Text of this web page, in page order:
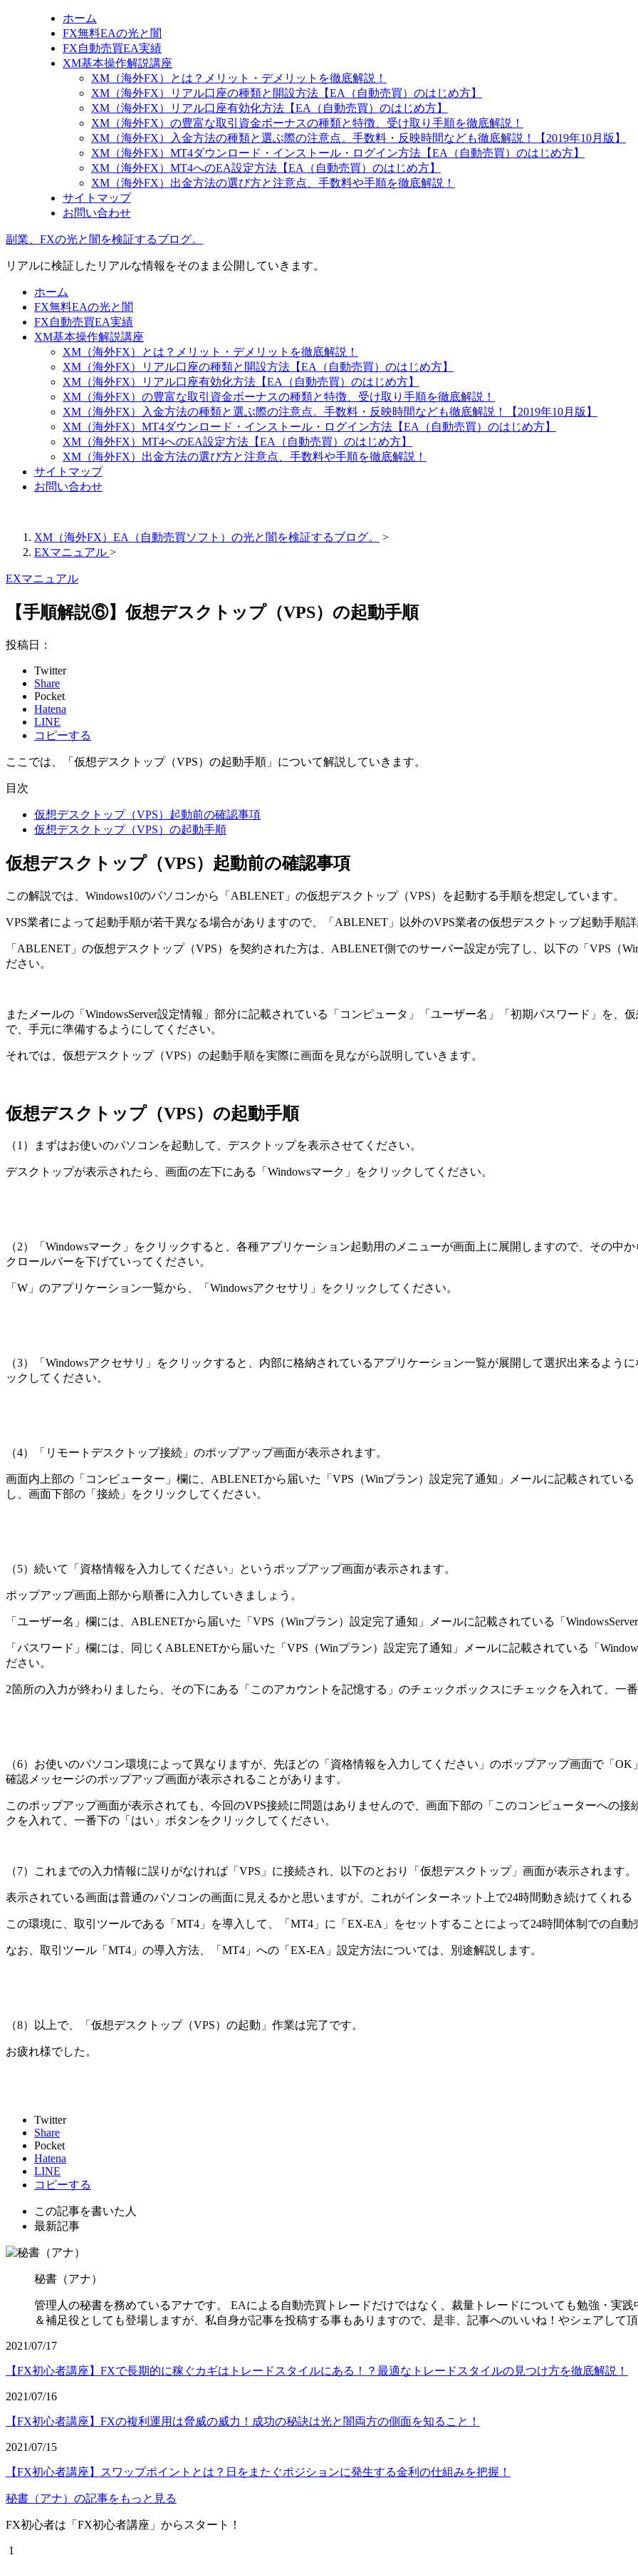
ホーム
FX無料EAの光と闇
FX自動売買EA実績
XM基本操作解説講座
XM（海外FX）とは？メリット・デメリットを徹底解説！
XM（海外FX）リアル口座の種類と開設方法【EA（自動売買）のはじめ方】
XM（海外FX）リアル口座有効化方法【EA（自動売買）のはじめ方】
XM（海外FX）の豊富な取引資金ボーナスの種類と特徴、受け取り手順を徹底解説！
XM（海外FX）入金方法の種類と選ぶ際の注意点。手数料・反映時間なども徹底解説！【2019年10月版】
XM（海外FX）MT4ダウンロード・インストール・ログイン方法【EA（自動売買）のはじめ方】
XM（海外FX）MT4へのEA設定方法【EA（自動売買）のはじめ方】
XM（海外FX）出金方法の選び方と注意点、手数料や手順を徹底解説！
サイトマップ
お問い合わせ
副業、FXの光と闇を検証するブログ。
リアルに検証したリアルな情報をそのまま公開していきます。
ホーム
FX無料EAの光と闇
FX自動売買EA実績
XM基本操作解説講座
XM（海外FX）とは？メリット・デメリットを徹底解説！
XM（海外FX）リアル口座の種類と開設方法【EA（自動売買）のはじめ方】
XM（海外FX）リアル口座有効化方法【EA（自動売買）のはじめ方】
XM（海外FX）の豊富な取引資金ボーナスの種類と特徴、受け取り手順を徹底解説！
XM（海外FX）入金方法の種類と選ぶ際の注意点。手数料・反映時間なども徹底解説！【2019年10月版】
XM（海外FX）MT4ダウンロード・インストール・ログイン方法【EA（自動売買）のはじめ方】
XM（海外FX）MT4へのEA設定方法【EA（自動売買）のはじめ方】
XM（海外FX）出金方法の選び方と注意点、手数料や手順を徹底解説！
サイトマップ
お問い合わせ
XM（海外FX）EA（自動売買ソフト）の光と闇を検証するブログ。
>
EXマニュアル >
EXマニュアル
【手順解説⑥】仮想デスクトップ（VPS）の起動手順
投稿日：
Twitter
Share
Pocket
Hatena
LINE
コピーする
ここでは、 「仮想デスクトップ（VPS）の起動手順」 について解説していきます。
目次
仮想デスクトップ（VPS）起動前の確認事項
仮想デスクトップ（VPS）の起動手順
仮想デスクトップ（VPS）起動前の確認事項
この解説では、 Windows10のパソコンから「ABLENET」の仮想デスクトップ（VPS）を起動する手順を想定 しています。
VPS業者によって起動手順が若干異なる場合がありますので、「ABLENET」以外のVPS業者の仮想デスクトップ起動手順
「ABLENET」の仮想デスクトップ（VPS）を契約された方は、 ABLENET側でのサーバー設定が完了し、以下の「VPS（
ださい。
また メールの「WindowsServer設定情報」部分に記載されている「コンピュータ」「ユーザー名」「初期パスワード」を、
で、手元に準備するようにしてください。
それでは、仮想デスクトップ（VPS）の起動手順を実際に画面を見ながら説明していきます。
仮想デスクトップ（VPS）の起動手順
（1） まずはお使いのパソコンを起動して、デスクトップを表示させてください。
デスクトップが表示されたら、画面の左下にある 「Windowsマーク」をクリック してください。
（2）
「Windowsマーク」をクリックすると、各種アプリケーション起動用のメニューが画面上に展開しますので、その中
クロールバーを下げていってください。
「W」のアプリケーション一覧から、 「Windowsアクセサリ」をクリック してください。
（3）
「Windowsアクセサリ」をクリックすると、内部に格納されているアプリケーション一覧が展開して選択出来るよう
ック してください。
（4） 「リモートデスクトップ接続」のポップアップ画面が表示されます。
画面内上部の 「コンピューター」欄に、ABLENETから届いた「VPS（Winプラン）設定完了通知」メールに記載されてい
し、画面下部の 「接続」をクリック してください。
（5） 続いて 「資格情報を入力してください」というポップアップ画面が表示されます。
ポップアップ画面上部から順番に入力していきましょう。
「ユーザー名」欄には、ABLENETから届いた「VPS（Winプラン）設定完了通知」メールに記載されている「
「パスワード」欄には、同じくABLENETから届いた「VPS（Winプラン）設定完了通知」メールに記載されている「
ださい。
2箇所の入力が終わりましたら、その下にある 「このアカウントを記憶する」のチェックボックスにチェック を入れて、一
（6） お使いのパソコン環境によって異なりますが、先ほどの「資格情報を入力してください」のポップアップ画面で「
確認メッセージのポップアップ画面が表示されることがあります。
このポップアップ画面が表示されても、今回のVPS接続に問題はありませんので、画面下部の 「このコンピューターへの
ク を入れて、一番下の 「はい」ボタンをクリック してください。
（7） これまでの入力情報に誤りがなければ「VPS」に接続され、以下のとおり 「仮想デスクトップ」画面が表示されます。
表示されている画面は普通のパソコンの画面に見えるかと思いますが、これがインターネット上で24時間動き続けてくれ
この環境に、取引ツールである「MT4」を導入して、「MT4」に「EX-EA」をセットすることによって24時間体制での自
なお、取引ツール「MT4」の導入方法、「MT4」への「EX-EA」設定方法については、別途解説します。
（8） 以上で、 「仮想デスクトップ（VPS）の起動」作業は完了です。
お疲れ様でした。
Twitter
Share
Pocket
Hatena
LINE
コピーする
この記事を書いた人
最新記事
秘書（アナ）
管理人の秘書を務めているアナです。 EAによる自動売買トレードだけではなく、裁量トレードについても勉強・実
＆補足役としても登場しますが、私自身が記事を投稿する事もありますので、是非、記事へのいいね！やシェアして
2021/07/17
【FX初心者講座】FXで長期的に稼ぐカギはトレードスタイルにある！？最適なトレードスタイルの見つけ方を徹底解説！
2021/07/16
【FX初心者講座】FXの複利運用は脅威の威力！成功の秘訣は光と闇両方の側面を知ること！
2021/07/15
【FX初心者講座】スワップポイントとは？日をまたぐポジションに発生する金利の仕組みを把握！
秘書（アナ）の記事をもっと見る
FX初心者は「FX初心者講座」からスタート！
1